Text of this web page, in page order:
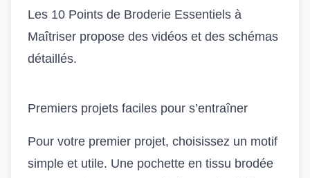
Les 10 Points de Broderie Essentiels à
Maîtriser propose des vidéos et des schémas
détaillés.
Premiers projets faciles pour s’entraîner
Pour votre premier projet, choisissez un motif
simple et utile. Une pochette en tissu brodée